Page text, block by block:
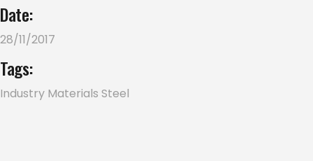
Date:
28/11/2017
Tags:
Industry Materials Steel